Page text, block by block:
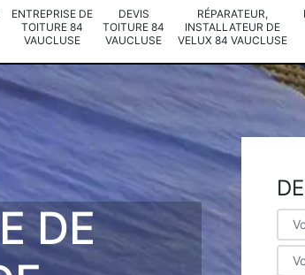
ENTREPRISE DE
TOITURE 84
VAUCLUSE
DEVIS
TOITURE 84
VAUCLUSE
RÉPARATEUR,
INSTALLATEUR DE
VELUX 84 VAUCLUSE
DE